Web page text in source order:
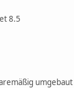
8.5